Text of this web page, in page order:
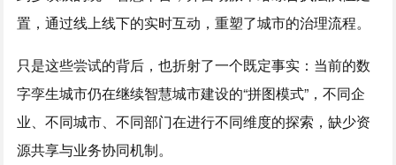
置，通过线上线下的实时互动，重塑了城市的治理流程。
只是这些尝试的背后，也折射了一个既定事实：当前的数
字孪生城市仍在继续智慧城市建设的“拼图模式”，不同企
业、不同城市、不同部门在进行不同维度的探索，缺少资
源共享与业务协同机制。